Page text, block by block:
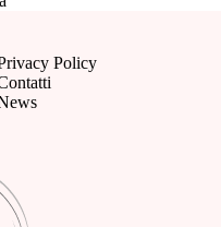
Policy